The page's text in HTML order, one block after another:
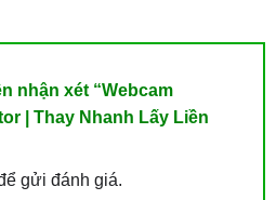
nhận xét “Webcam
| Thay Nhanh Lấy Liền
gửi đánh giá.